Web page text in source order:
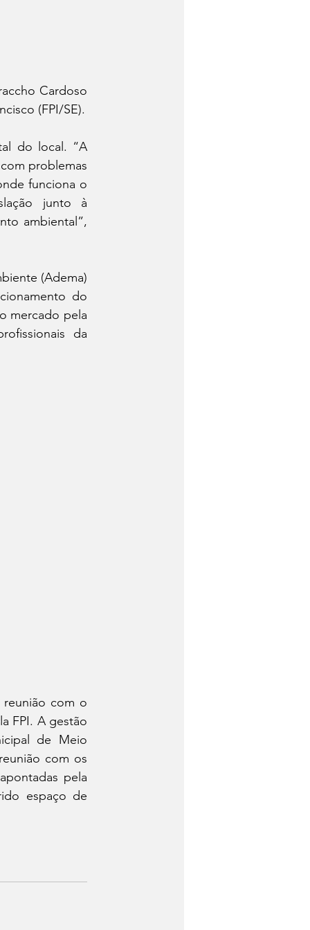
Cardoso
(FPI/SE).
do local. “A
problemas
funciona o
junto à
ambiental”,
(Adema)
do
mercado pela
da
reunião com o
FPI. A gestão
de Meio
com os
pela
espaço de